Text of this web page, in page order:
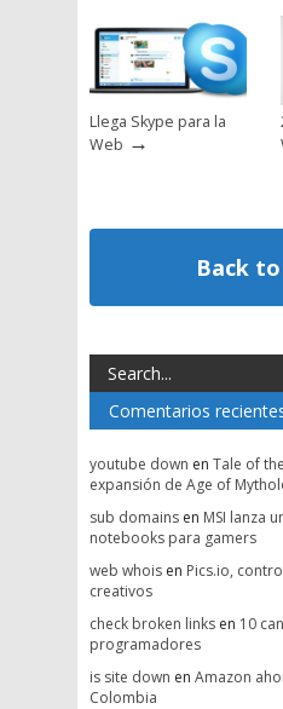
Llega Skype para la
Web →
Back
Comentarios
youtube down en Tale of
expansión de Age of
sub domains en MSI lanza
notebooks para gamers
web whois en Pics.io,
creativos
check broken links en 10
programadores
is site down en Amazon
Colombia